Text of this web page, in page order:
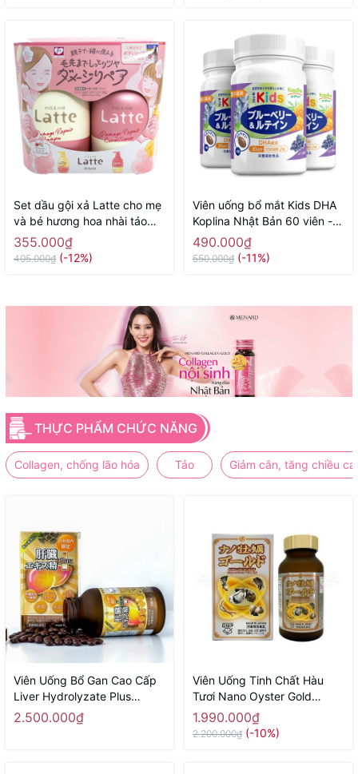
Set dầu gội xả Latte cho mẹ
và bé hương hoa nhài táo
400ml x 2 - Hàng Nhật nội
địa
355.000₫
405.000₫ (-12%)
Viên uống bổ mắt Kids DHA
Koplina Nhật Bản 60 viên -
Hàng Nhật nội địa
490.000₫
550.000₫ (-11%)
THỰC PHẨM CHỨC NĂNG
Collagen, chống lão hóa Tảo Giảm cân, tăng chiều
Viên Uống Bổ Gan Cao Cấp
Liver Hydrolyzate Plus
NICHIEI BUSSAN 180 Viên -
Hàng Nhật chính hãng
2.500.000₫
Viên Uống Tinh Chất Hàu
Tươi Nano Oyster Gold
NICHIEI BUSSAN 120 Viên -
Hàng Nhật chính hãng
1.990.000₫
2.200.000₫ (-10%)